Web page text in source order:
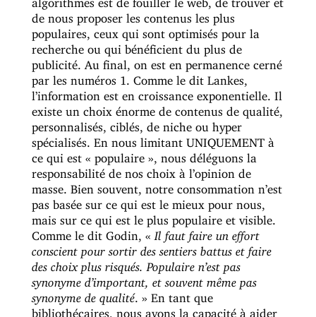
de nous proposer les contenus les plus
populaires, ceux qui sont optimisés pour la
recherche ou qui bénéficient du plus de
publicité. Au final, on est en permanence cerné
par les numéros 1. Comme le dit Lankes,
l’information est en croissance exponentielle. Il
existe un choix énorme de contenus de qualité,
personnalisés, ciblés, de niche ou hyper
spécialisés. En nous limitant UNIQUEMENT à
ce qui est « populaire », nous déléguons la
responsabilité de nos choix à l’opinion de
masse. Bien souvent, notre consommation n’est
pas basée sur ce qui est le mieux pour nous,
mais sur ce qui est le plus populaire et visible.
Comme le dit Godin, « Il faut faire un effort
conscient pour sortir des sentiers battus et faire
des choix plus risqués. Populaire n’est pas
synonyme d’important, et souvent même pas
synonyme de qualité. » En tant que
bibliothécaires, nous avons la capacité à aider